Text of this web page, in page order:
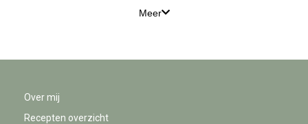
Meer
Over mij
Recepten overzicht